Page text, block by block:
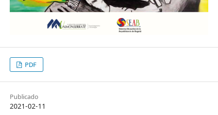
PDF
Publicado
2021-02-11